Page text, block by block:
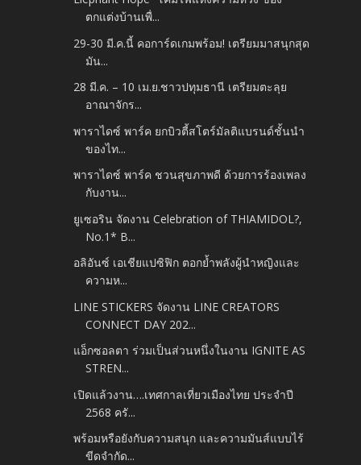
ตกแต่งบ้านเพื่...
29-30 มี.ค.นี้ คอการ์ดเกมพร้อม! เตรียมมาสนุกสุด
มัน...
28 มี.ค. – 10 เม.ย.ชาวปทุมธานี เตรียมตะลุย
อาณาจักร...
พาราไดซ์ พาร์ค ยกบิวตี้สโตร์มัลติแบรนด์ชั้นนำ
ของไท...
พาราไดซ์ พาร์ค ชวนสุขภาพดี ด้วยการร้องเพลง
กับงาน...
ยูเซอริน จัดงาน Celebration of THIAMIDOL?,
No.1* B...
อลิอันซ์ เอเชียแปซิฟิก ตอกย้ำพลังผู้นำหญิงและ
ความห...
LINE STICKERS จัดงาน LINE CREATORS
CONNECT DAY 202...
แอ็กซอลตา ร่วมเป็นส่วนหนึ่งในงาน IGNITE AS
STREN...
เปิดแล้วงาน….เทศกาลเที่ยวเมืองไทย ประจำปี
2568 ครั...
พร้อมหรือยังกับความสนุก และความมันส์แบบไร้
ขีดจำกัด...